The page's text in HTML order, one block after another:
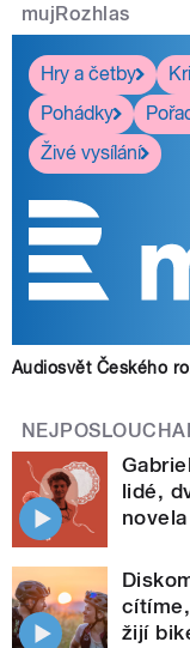
mujRozhlas
Hry a četby
Pohádky
Živé vysílání
Audiosvět Českého
lidé,
žijí